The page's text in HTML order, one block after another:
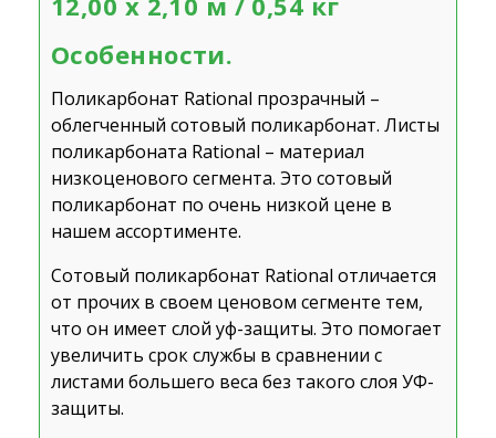
Особенности.
Поликарбонат Rational прозрачный –
облегченный сотовый поликарбонат. Листы
поликарбоната Rational – материал
низкоценового сегмента. Это сотовый
поликарбонат по очень низкой цене в
нашем ассортименте.
Сотовый поликарбонат Rational отличается
от прочих в своем ценовом сегменте тем,
что он имеет слой уф-защиты. Это помогает
увеличить срок службы в сравнении с
листами большего веса без такого слоя УФ-
защиты.